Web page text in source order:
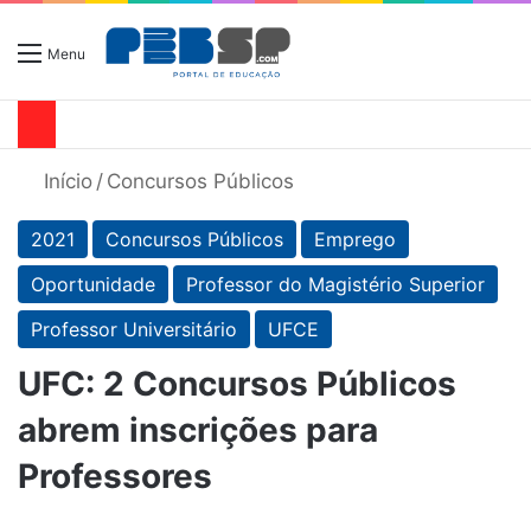
Menu
Início / Concursos Públicos
2021 Concursos Públicos
Emprego
Oportunidade
Professor do Magistério Superior
Professor Universitário
UFCE
UFC: 2 Concursos Públicos
abrem inscrições para
Professores